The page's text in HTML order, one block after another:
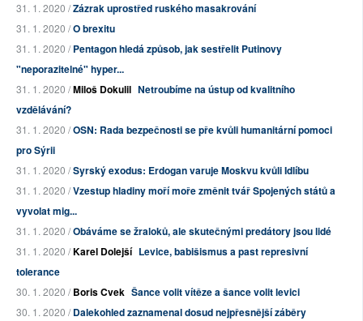
31. 1. 2020 /Zázrak uprostřed ruského masakrování
31. 1. 2020 /O brexitu
31. 1. 2020 /Pentagon hledá způsob, jak sestřelit Putinovy
"neporazitelné" hyper...
31. 1. 2020 /Miloš Dokulil Netroubíme na ústup od kvalitního
vzdělávání?
31. 1. 2020 /OSN: Rada bezpečnosti se pře kvůli humanitární pomoci
pro Sýrii
31. 1. 2020 /Syrský exodus: Erdogan varuje Moskvu kvůli Idlíbu
31. 1. 2020 /Vzestup hladiny moří moře změnit tvář Spojených států a
vyvolat mig...
31. 1. 2020 /Obáváme se žraloků, ale skutečnými predátory jsou lidé
31. 1. 2020 /Karel Dolejší Levice, babišismus a past represivní
tolerance
30. 1. 2020 /Boris Cvek Šance volit vítěze a šance volit levici
30. 1. 2020 /Dalekohled zaznamenal dosud nejpřesnější záběry